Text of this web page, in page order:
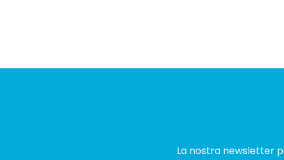
La nostra newsletter